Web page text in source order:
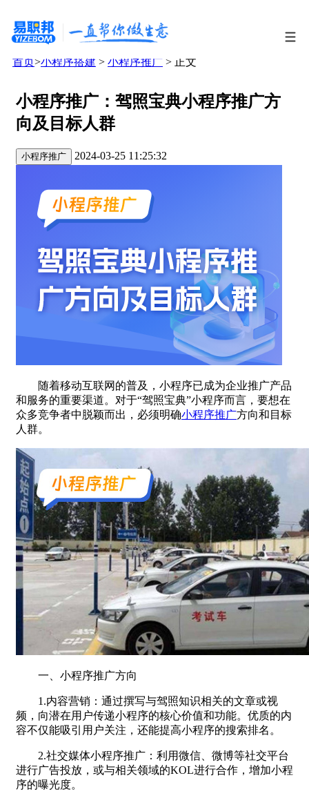
首页>小程序搭建 > 小程序推广 > 正文
小程序推广：驾照宝典小程序推广方
向及目标人群
小程序推广 2024-03-25 11:25:32
随着移动互联网的普及，小程序已成为企业推广产品
和服务的重要渠道。对于“驾照宝典”小程序而言，要想在
众多竞争者中脱颖而出，必须明确小程序推广方向和目标
人群。
一、小程序推广方向
1.内容营销：通过撰写与驾照知识相关的文章或视
频，向潜在用户传递小程序的核心价值和功能。优质的内
容不仅能吸引用户关注，还能提高小程序的搜索排名。
2.社交媒体小程序推广：利用微信、微博等社交平台
进行广告投放，或与相关领域的KOL进行合作，增加小程
序的曝光度。